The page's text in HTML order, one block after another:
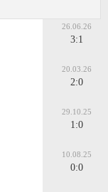
26.06.26
3:1
20.03.26
2:0
29.10.25
1:0
10.08.25
0:0